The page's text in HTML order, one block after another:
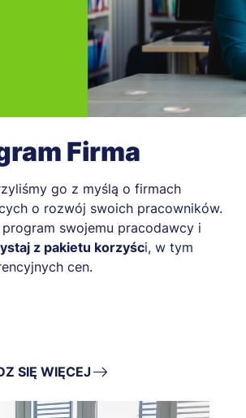
Firma
go z myślą o firmach
o rozwój swoich pracowników.
program swojemu pracodawcy i
z pakietu korzyści, w tym
cen.
SIĘ WIĘCEJ